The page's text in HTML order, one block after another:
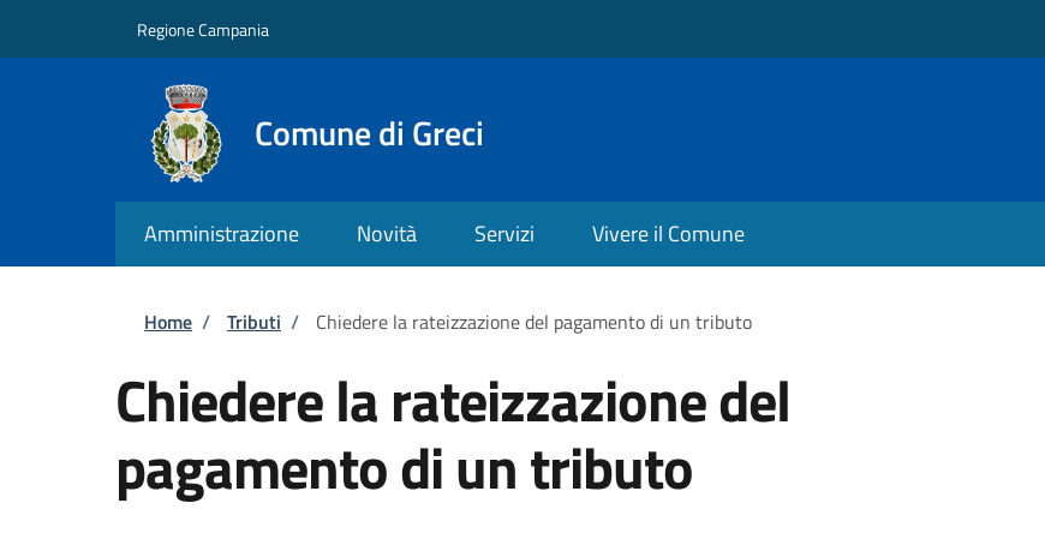
Regione Campania
Comune di Greci
Amministrazione Novità Servizi Vivere il Comune
Briciole di pane
Home / Tributi / Chiedere la rateizzazione del pagamento di un tributo
Chiedere la rateizzazione del
pagamento di un tributo